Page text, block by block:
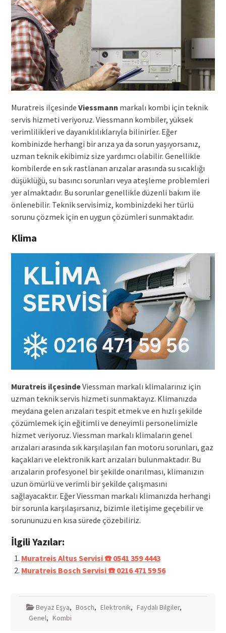
Muratreis ilçesinde Viessmann markalı kombi için teknik
servis hizmeti veriyoruz. Viessmann kombiler, yüksek
verimlilikleri ve dayanıklılıklarıyla bilinirler. Eğer
kombinizde herhangi bir arıza ya da sorun yaşıyorsanız,
uzman teknik ekibimiz size yardımcı olabilir. Genellikle
kombilerde en sık rastlanan arızalar arasında su sıcaklığı
düşüklüğü, su basıncı sorunları veya ateşleme problemleri
yer almaktadır. Bu sorunlar genellikle düzenli bakım ile
önlenebilir. Teknik servisimiz, kombinizdeki her türlü
sorunu çözmek için en uygun çözümleri sunmaktadır.
Klima
Muratreis ilçesindeViessman markalı klimalarınız için
uzman teknik servis hizmeti sunmaktayız. Klimanızda
meydana gelen arızaları tespit etmek ve en hızlı şekilde
çözümlemek için eğitimli ve deneyimli personelimizle
hizmet veriyoruz. Viessman markalı klimaların genel
arızaları arasında sık karşılaşılan fan motoru sorunları, gaz
kaçakları ve elektronik kart arızaları bulunmaktadır. Bu
arızaların profesyonel bir şekilde onarılması, klimanızın
uzun ömürlü ve verimli bir şekilde çalışmasını
sağlayacaktır. Eğer Viessman markalı klimanızda herhangi
bir sorunla karşılaşırsanız, bizimle iletişime geçebilir ve
sorununuzu en kısa sürede çözebiliriz.
İlgili Yazılar:
Muratreis Altus Servisi ☎️ 0541 359 4443
Muratreis Bosch Servisi ☎️ 0216 471 59 56
Beyaz Eşya, Bosch, Elektronik, Faydalı Bilgiler,
Genel, Kombi